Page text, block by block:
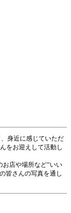
身近に感じていただ
をお迎えして活動し
お店や場所など”いい
皆さんの写真を通し